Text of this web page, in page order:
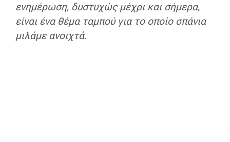
ενημέρωση, δυστυχώς μέχρι και σήμερα,
είναι ένα θέμα ταμπού για το οποίο σπάνια
μιλάμε ανοιχτά.